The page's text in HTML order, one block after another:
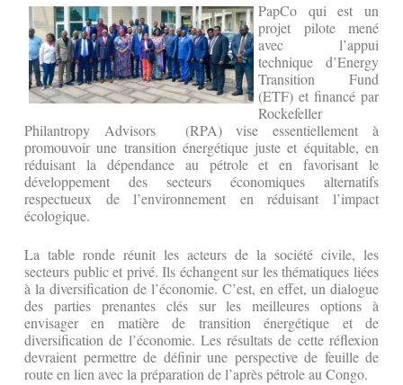
PapCo qui est un
projet pilote mené
avec l’appui
technique d’Energy
Transition Fund
(ETF) et financé par
Rockefeller
Philantropy Advisors (RPA) vise essentiellement à
promouvoir une transition énergétique juste et équitable, en
réduisant la dépendance au pétrole et en favorisant le
développement des secteurs économiques alternatifs
respectueux de l’environnement en réduisant l’impact
écologique.
La table ronde réunit les acteurs de la société civile, les
secteurs public et privé. Ils échangent sur les thématiques liées
à la diversification de l’économie. C’est, en effet, un dialogue
des parties prenantes clés sur les meilleures options à
envisager en matière de transition énergétique et de
diversification de l’économie. Les résultats de cette réflexion
devraient permettre de définir une perspective de feuille de
route en lien avec la préparation de l’après pétrole au Congo.